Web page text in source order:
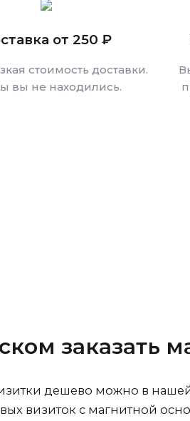
от 250 ₽
стоимость доставки.
вы не находились.
заказать
дешево можно в
визиток с магнитной